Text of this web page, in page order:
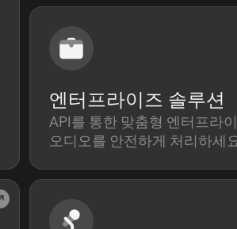
엔터프라이즈 솔루션
API를 통한 맞춤형 엔터프라
오디오를 안전하게 처리하세